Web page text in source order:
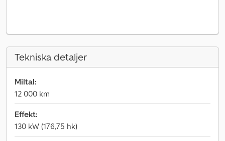
Tekniska detaljer
Miltal:
12 000 km
Effekt:
130 kW (176,75 hk)